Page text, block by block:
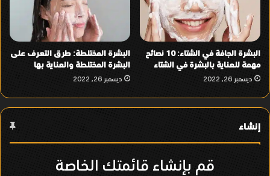
البشرة الجافة في الشتاء: 10 نصائح
مهمة للعناية بالبشرة في الشتاء
ديسمبر 26, 2022
البشرة المختلطة: طرق التعرف على
البشرة المختلطة والعناية بها
ديسمبر 26, 2022
إنشاء
قم بإنشاء قائمتك الخاصة